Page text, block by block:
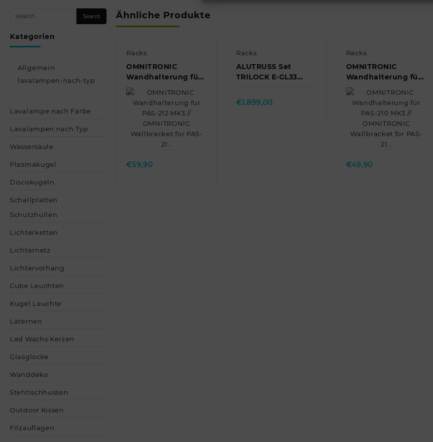
Kategorien
Allgemein
lavalampen-nach-typ
Lavalampe nach Farbe
Lavalampen nach Typ
Wassersäule
Plasmakugel
Discokugeln
Schallplatten
Schutzhüllen
Lichterketten
Lichternetz
Lichtervorhang
Cube Leuchten
Kugel Leuchte
Laternen
Led Wachs Kerzen
Glasglocke
Wanddeko
Stehtischhussen
Outdoor Kissen
Filzauflagen
Ähnliche Produkte
Racks
OMNITRONIC
Wandhalterung für
PAS-212 MK3 //
OMNITRONIC
Wallbracket for PAS-
Quick view
€59,90
Racks
ALUTRUSS Set
TRILOCK E-GL33
// ALUTRUSS Set
TRILOCK E-GL33 …
€1.899,00
Racks
OMNITRONIC
Wandhalterung für
PAS-210 MK3 //
OMNITRONIC
Wallbracket for PAS-
Quick view
€49,90